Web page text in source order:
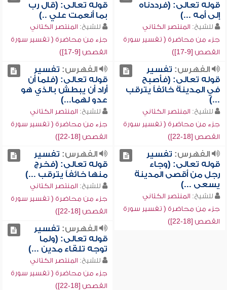
قوله تعالى: (فرددناه
إلى أمه ...)
للشيخ: المنتصر الكتاني
جزء من محاضرة ( تفسير سورة
القصص [9-17])
قوله تعالى: (قال رب
بما أنعمت علي ..)
للشيخ: المنتصر الكتاني
جزء من محاضرة ( تفسير سورة
القصص [9-17])
الفهرس: تفسير
قوله تعالى: (فأصبح
في المدينة خائفاً يترقب
...)
للشيخ: المنتصر الكتاني
جزء من محاضرة ( تفسير سورة
القصص [18-22])
الفهرس: تفسير
قوله تعالى: (فلما أن
أراد أن يبطش بالذي هو
عدو لهما...)
للشيخ: المنتصر الكتاني
جزء من محاضرة ( تفسير سورة
القصص [18-22])
الفهرس: تفسير
قوله تعالى: (وجاء
رجل من أقصى المدينة
يسعى ...)
للشيخ: المنتصر الكتاني
جزء من محاضرة ( تفسير سورة
القصص [18-22])
الفهرس: تفسير
قوله تعالى: (فخرج
منها خائفاً يترقب ...)
للشيخ: المنتصر الكتاني
جزء من محاضرة ( تفسير سورة
القصص [18-22])
الفهرس: تفسير
قوله تعالى: (ولما
توجه تلقاء مدين ...)
للشيخ: المنتصر الكتاني
جزء من محاضرة ( تفسير سورة
القصص [18-22])